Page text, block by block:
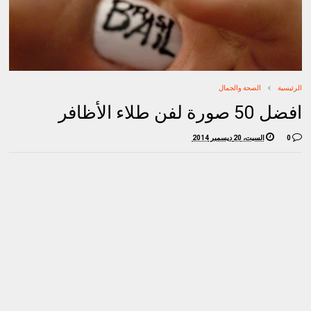
الرئيسية الصحة والجمال
افضل 50 صورة لفن طلاء الأظافر
0 السبت، 20 ديسمبر 2014